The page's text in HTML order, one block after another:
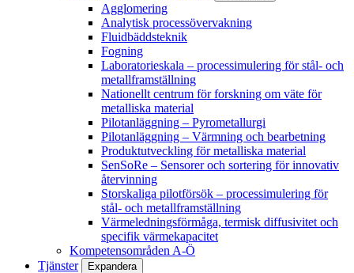
Agglomering
Analytisk processövervakning
Fluidbäddsteknik
Fogning
Laboratorieskala – processimulering för stål- och
metallframställning
Nationellt centrum för forskning om väte för
metalliska material
Pilotanläggning – Pyrometallurgi
Pilotanläggning – Värmning och bearbetning
Produktutveckling för metalliska material
SenSoRe – Sensorer och sortering för innovativ
återvinning
Storskaliga pilotförsök – processimulering för
stål- och metallframställning
Värmeledningsförmåga, termisk diffusivitet och
specifik värmekapacitet
Kompetensområden A-Ö
Tjänster
Expandera